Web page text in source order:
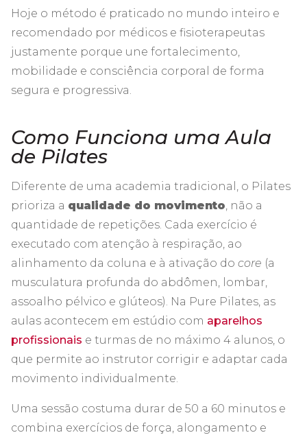
Hoje o método é praticado no mundo inteiro e
recomendado por médicos e fisioterapeutas
justamente porque une fortalecimento,
mobilidade e consciência corporal de forma
segura e progressiva.
Como Funciona uma Aula
de Pilates
Diferente de uma academia tradicional, o Pilates
prioriza a qualidade do movimento , não a
quantidade de repetições. Cada exercício é
executado com atenção à respiração, ao
alinhamento da coluna e à ativação do core (a
musculatura profunda do abdômen, lombar,
assoalho pélvico e glúteos). Na Pure Pilates, as
aulas acontecem em estúdio com aparelhos
profissionais e turmas de no máximo 4 alunos, o
que permite ao instrutor corrigir e adaptar cada
movimento individualmente.
Uma sessão costuma durar de 50 a 60 minutos e
combina exercícios de força, alongamento e